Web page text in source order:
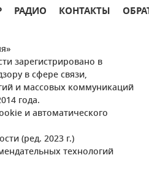
РАДИО КОНТАКТЫ
зарегистрировано в
в сфере связи,
и массовых коммуникаций
года.
и автоматического
(ред. 2023 г.)
технологий